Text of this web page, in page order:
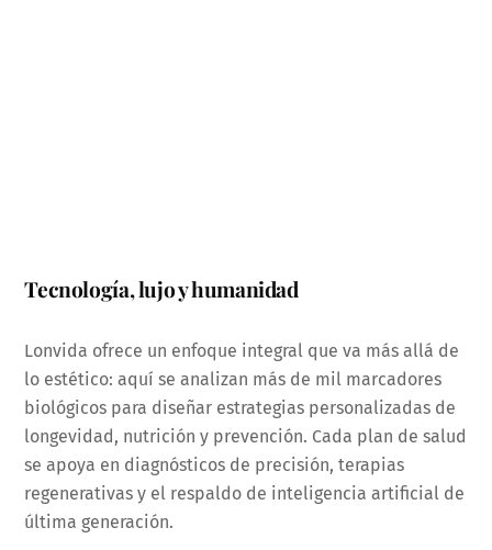
Tecnología, lujo y humanidad
Lonvida ofrece un enfoque integral que va más allá de
lo estético: aquí se analizan más de mil marcadores
biológicos para diseñar estrategias personalizadas de
longevidad, nutrición y prevención. Cada plan de salud
se apoya en diagnósticos de precisión, terapias
regenerativas y el respaldo de inteligencia artificial de
última generación.